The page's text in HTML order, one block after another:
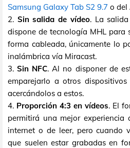
Samsung Galaxy Tab S2 9.7 o del
2. Sin salida de vídeo. La salida
dispone de tecnología MHL para
forma cableada, únicamente lo
inalámbrica vía Miracast.
3.Sin NFC. Al no disponer de
emparejarlo a otros
acercándolos a estos.
4. Proporción 4:3 en vídeos. El
permitirá una mejor
internet o de leer, pero cuando
que suelen estar grabadas en